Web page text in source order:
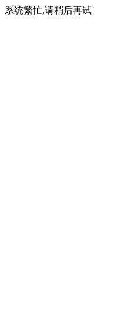
系统繁忙,请稍后再试